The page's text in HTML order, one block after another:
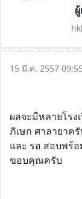
15 มี.ค. 2557 09:55
ผลจะมีหลายโรง
ภิเษก ศาลายาค
และ รอ สอบพร้
ขอบคุณครับ